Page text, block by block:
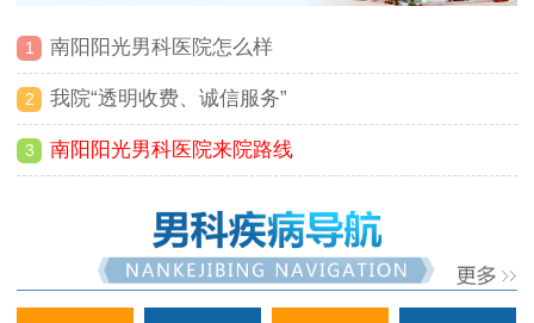
1 南阳阳光男科医院怎么样
2 我院“透明收费、诚信服务”
3 南阳阳光男科医院来院路线